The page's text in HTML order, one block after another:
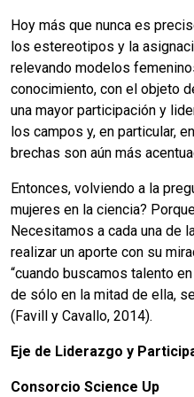
Hoy más que nunca es
los estereotipos y la
relevando modelos
conocimiento, con el objeto
una mayor participación y
los campos y, en particular,
brechas son aún más
Entonces, volviendo a la
mujeres en la ciencia?
Necesitamos a cada una de
realizar un aporte con su
“cuando buscamos talento
de sólo en la mitad de ella,
(Favill y Cavallo, 2014).
Eje de Liderazgo y
Consorcio Science Up